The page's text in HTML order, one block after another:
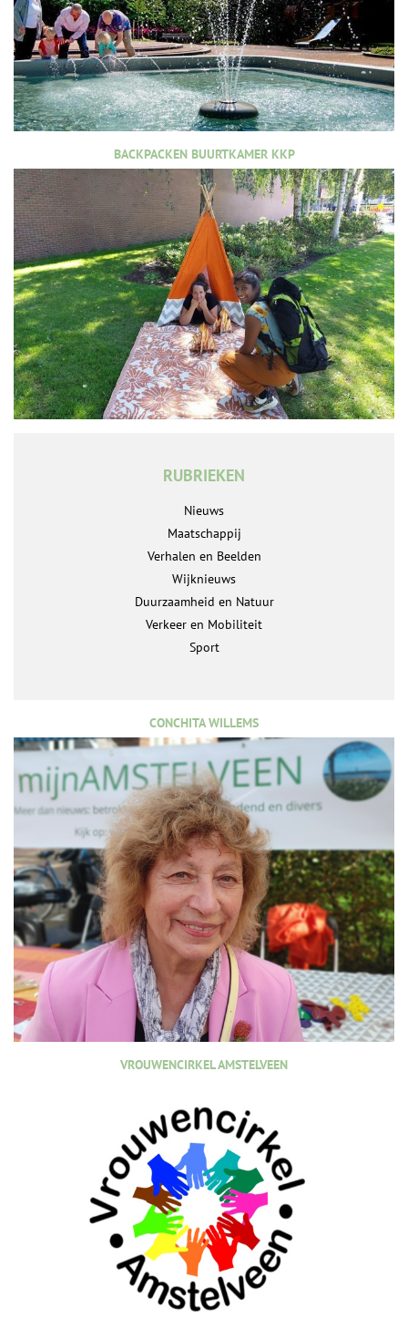
BACKPACKEN BUURTKAMER KKP
RUBRIEKEN
Nieuws
Maatschappij
Verhalen en Beelden
Wijknieuws
Duurzaamheid en Natuur
Verkeer en Mobiliteit
Sport
CONCHITA WILLEMS
VROUWENCIRKEL AMSTELVEEN